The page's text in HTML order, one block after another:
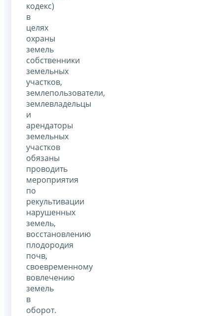
кодекс)
в
целях
охраны
земель
собственники
земельных
участков,
землепользователи,
землевладельцы
и
арендаторы
земельных
участков
обязаны
проводить
мероприятия
по
рекультивации
нарушенных
земель,
восстановлению
плодородия
почв,
своевременному
вовлечению
земель
в
оборот.